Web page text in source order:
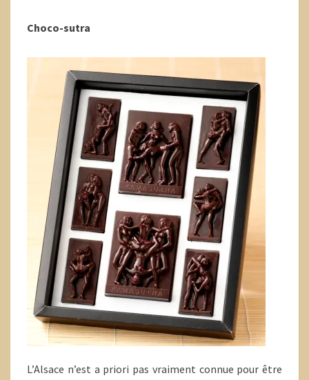
Choco-sutra
L’Alsace n’est a priori pas vraiment connue pour être